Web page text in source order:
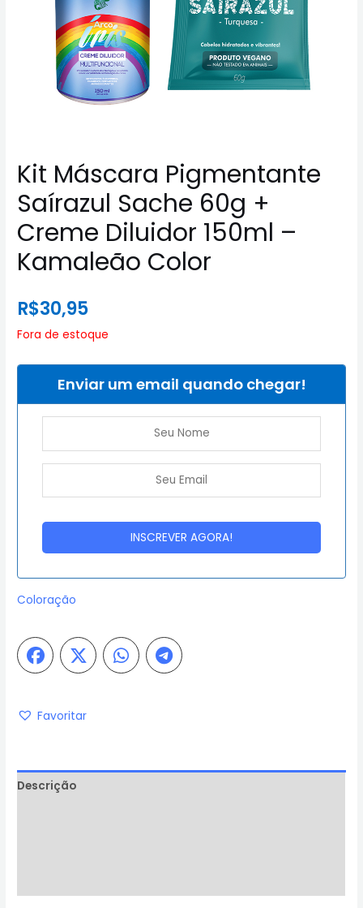
Kit Máscara Pigmentante
Saírazul Sache 60g +
Creme Diluidor 150ml –
Kamaleão Color
R$30,95
Fora de estoque
Enviar um email quando chegar!
Coloração
Favoritar
Descrição